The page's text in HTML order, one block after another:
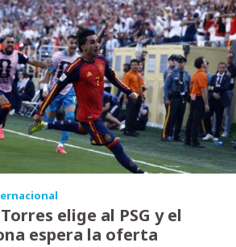
elige al PSG y el
espera la oferta